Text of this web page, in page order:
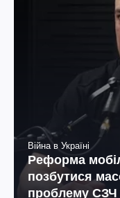
Війна в Україні
Реформа
позбутися
проблему СЗЧ